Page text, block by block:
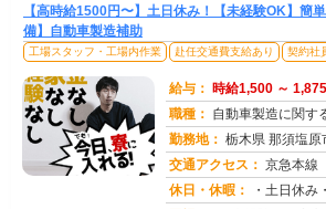
【高時給1500円〜】土日休み！【未経験OK】簡
備】自動車製造補助
工場スタッフ・工場内作業 赴任交通費支給あり 契約社
給与： 時給1,500 ～
職種： 自動車製造に関す
勤務地： 栃木県 那須塩原
交通アクセス： 京急本
休日・休暇：
・土日休み・長期休暇あり